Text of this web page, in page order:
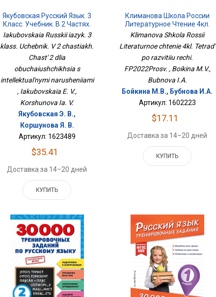
Якубовская Русский Язык. 3
Класс. Учебник. В 2 Частях.
Часть 2 Для Обучающихся С
Интеллектуальными
Нарушениями
Iakubovskaia Russkii iazyk. 3
klass. Uchebnik. V 2 chastiakh.
Chast' 2 dlia
obuchaiushchikhsia s
intellektual'nymi narusheniiami
, Iakubovskaia E. V.,
Korshunova Ia. V.
Якубовская Э. В.,
Коршунова Я. В.
Артикул: 1623489
$35.41
Доставка за 14–20 дней
КУПИТЬ
Климанова Школа России
Литературное Чтение 4кл.
Тетрадь По Развитию Речи.
Klimanova Shkola Rossii
Literaturnoe chtenie 4kl. Tetrad'
po razvitiiu rechi.
FP2022Prosv. , Boikina M.V.,
Bubnova I.A.
Бойкина М.В., Бубнова И.А.
Артикул: 1602223
$17.11
Доставка за 14–20 дней
КУПИТЬ